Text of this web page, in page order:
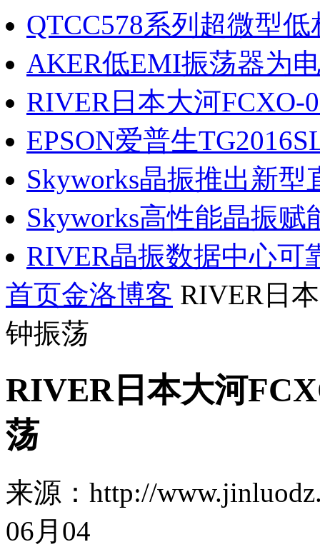
QTCC578系列超微型低
AKER低EMI振荡器为
RIVER日本大河FCXO-
EPSON爱普生
Skyworks晶振推出新型
Skyworks高性能晶振赋
RIVER晶振数据中心可
首页金洛博客 RIVER日
钟振荡
RIVER日本大河
荡
来源：http://
06月04